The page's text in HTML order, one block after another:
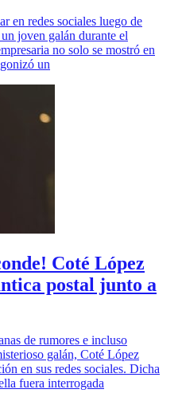
en redes sociales luego de
joven galán durante el
no solo se mostró en
un
Coté López
postal junto a
de rumores e incluso
galán, Coté López
en sus redes sociales. Dicha
fuera interrogada